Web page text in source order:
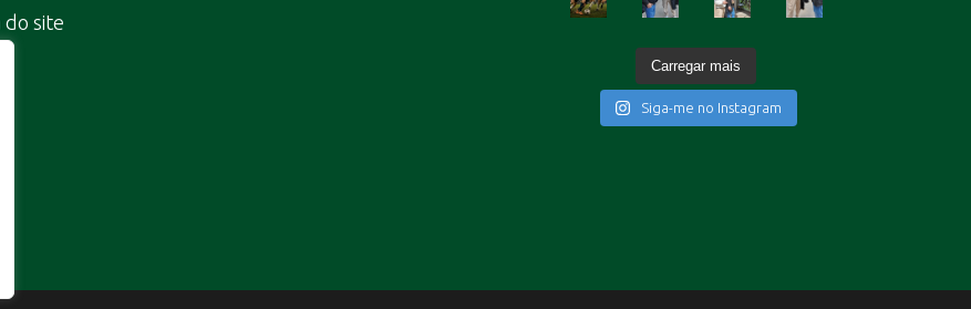
do site
Carregar mais
Siga-me no Instagram